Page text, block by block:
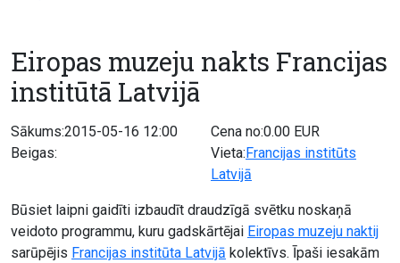
Eiropas muzeju nakts Francijas
institūtā Latvijā
Sākums:2015-05-16 12:00
Beigas:
Cena no:0.00 EUR
Vieta:Francijas institūts
Latvijā
Būsiet laipni gaidīti izbaudīt draudzīgā svētku noskaņā
veidoto programmu, kuru gadskārtējai Eiropas muzeju naktij
sarūpējis Francijas institūta Latvijā kolektīvs. Īpaši iesakām